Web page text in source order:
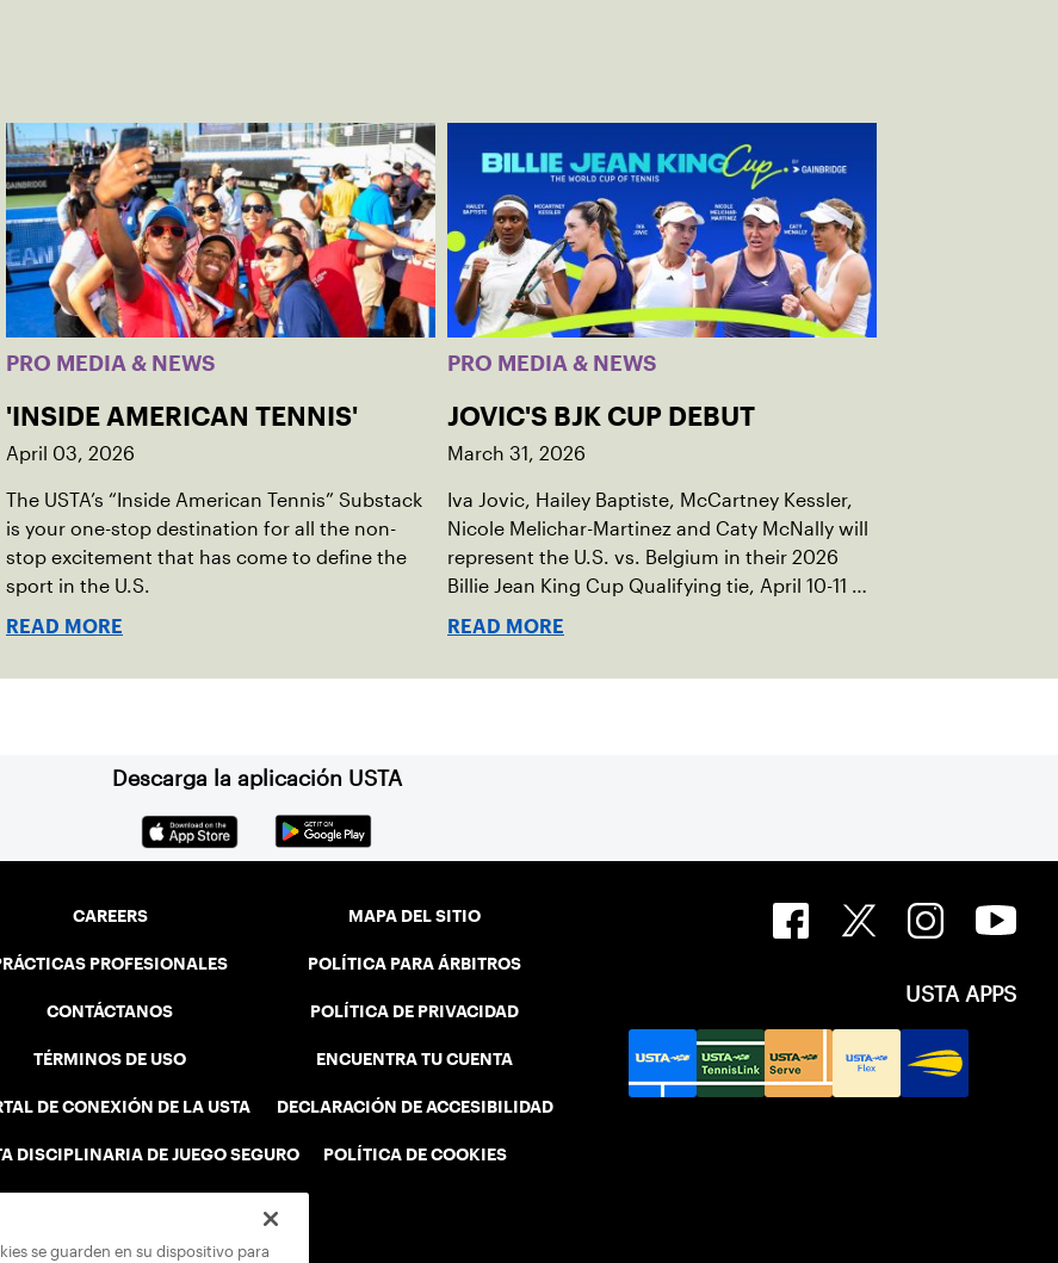
PRO MEDIA & NEWS
'INSIDE AMERICAN TENNIS'
April 03, 2026
The USTA’s “Inside American Tennis” Substack
is your one-stop destination for all the non-
stop excitement that has come to define the
sport in the U.S.
READ MORE
PRO MEDIA & NEWS
JOVIC'S BJK CUP DEBUT
March 31, 2026
Iva Jovic, Hailey Baptiste, McCartney Kessler,
Nicole Melichar-Martinez and Caty McNally will
represent the U.S. vs. Belgium in their 2026
Billie Jean King Cup Qualifying tie, April 10-11 on
indoor red clay in Ostend, Belgium.
READ MORE
Descarga la aplicación USTA
CAREERS
PROFESIONALES
CONTÁCTANOS
TÉRMINOS DE USO
DE CONEXIÓN DE LA USTA
DISCIPLINARIA DE JUEGO SEGURO
MAPA DEL SITIO
POLÍTICA PARA ÁRBITROS
POLÍTICA DE PRIVACIDAD
ENCUENTRA TU CUENTA
DECLARACIÓN DE ACCESIBILIDAD
POLÍTICA DE COOKIES
USTA APPS
se guarden en su dispositivo para